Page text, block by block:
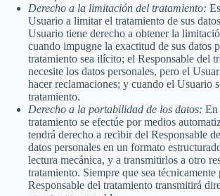
Derecho a la limitación del tratamiento:
Usuario a limitar el tratamiento de sus
Usuario tiene derecho a obtener la
cuando impugne la exactitud de sus datos
tratamiento sea ilícito; el Responsable del
necesite los datos personales, pero el
hacer reclamaciones; y cuando el Usuario
tratamiento.
Derecho a la portabilidad de los datos: En
tratamiento se efectúe por medios
tendrá derecho a recibir del Responsable
datos personales en un formato
lectura mecánica, y a transmitirlos a otro
tratamiento. Siempre que sea técnicamente
Responsable del tratamiento transmitirá